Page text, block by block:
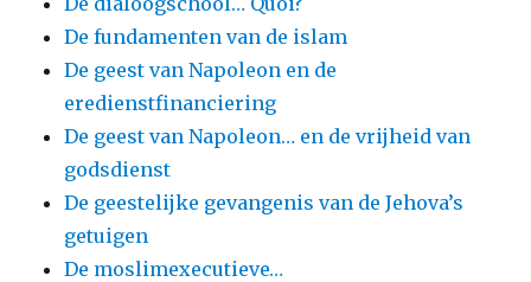
De fundamenten van de islam
De geest van Napoleon en de
eredienstfinanciering
De geest van Napoleon… en de vrijheid van
godsdienst
De geestelijke gevangenis van de Jehova’s
getuigen
De moslimexecutieve…